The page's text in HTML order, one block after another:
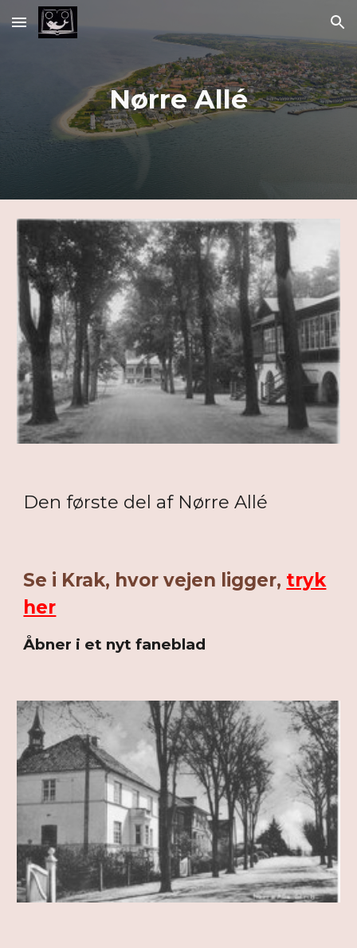
Skip to main content Skip to navigation
Nørre Allé
Den første del af Nørre Allé
Se i Krak, hvor vejen ligger, tryk
her
Åbner i et nyt faneblad